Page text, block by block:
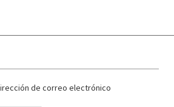
de correo electrónico